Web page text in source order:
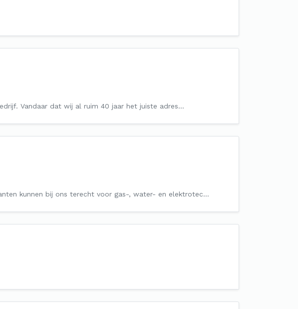
Vandaar dat wij al ruim 40 jaar het juiste adres…
kunnen bij ons terecht voor gas-, water- en elektrotec…